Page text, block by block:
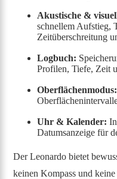
Akustische &
schnellem Aufstieg,
Zeitüberschreitung
Logbuch:
Profilen, Tiefe, Zeit
Oberflächenmodus:
Uhr & Kalender:
Datumsanzeige für
Der Leonardo bietet
keinen Kompass und